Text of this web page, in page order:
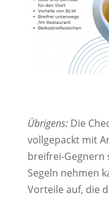
Übrigens:Die
vollgepackt mit
breifrei-Gegnern
Segeln nehmen
Vorteile auf, die